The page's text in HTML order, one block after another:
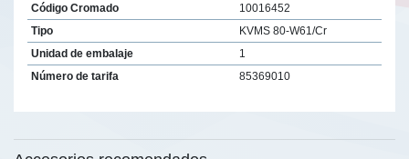
Código Cromado
10016452
Tipo
KVMS 80-W61/Cr
Unidad de embalaje
1
Número de tarifa
85369010